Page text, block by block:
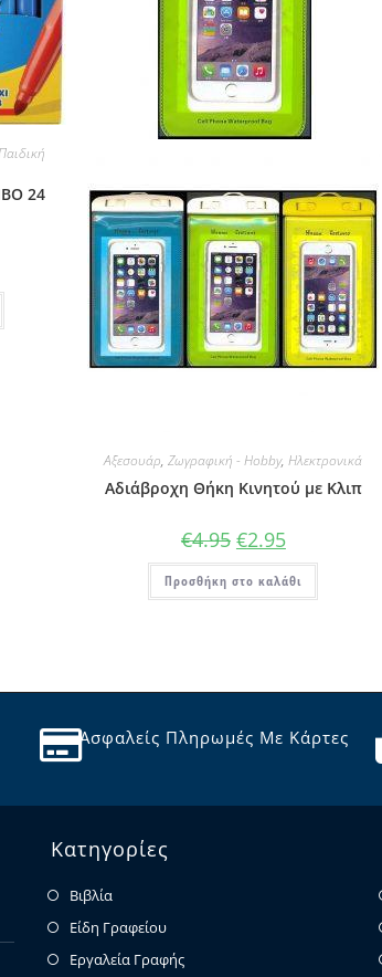
24
Αξεσουάρ,Ζωγραφική - Hobby,Ηλεκτρονικά
Αδιάβροχη Θήκη Κινητού με Κλιπ
€4.95 €2.95
Προσθήκη στο καλάθι
Ασφαλείς Πληρωμές Με Κάρτες
Κατηγορίες
Βιβλία
Είδη Γραφείου
Εργαλεία Γραφής